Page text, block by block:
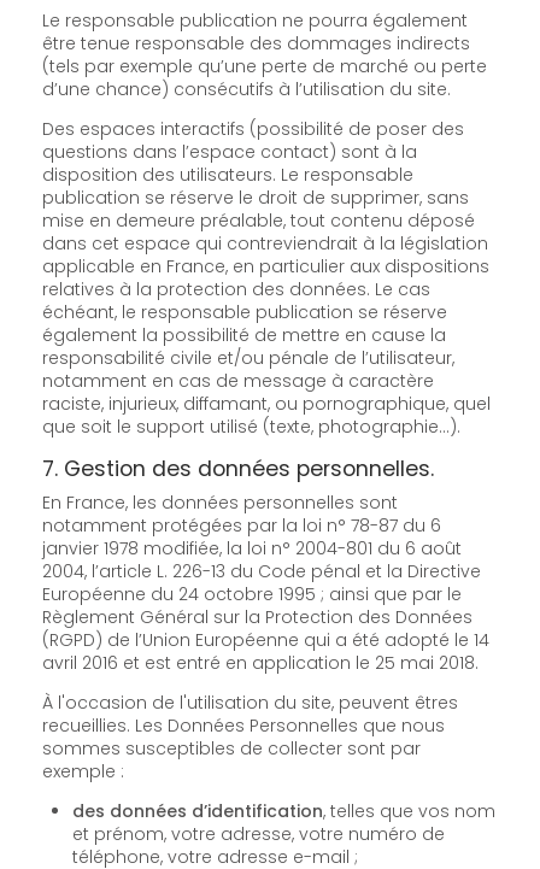
Le responsable publication ne pourra également
être tenue responsable des dommages indirects
(tels par exemple qu’une perte de marché ou perte
d’une chance) consécutifs à l’utilisation du site.
Des espaces interactifs (possibilité de poser des
questions dans l’espace contact) sont à la
disposition des utilisateurs. Le responsable
publication se réserve le droit de supprimer, sans
mise en demeure préalable, tout contenu déposé
dans cet espace qui contreviendrait à la législation
applicable en France, en particulier aux dispositions
relatives à la protection des données. Le cas
échéant, le responsable publication se réserve
également la possibilité de mettre en cause la
responsabilité civile et/ou pénale de l’utilisateur,
notamment en cas de message à caractère
raciste, injurieux, diffamant, ou pornographique, quel
que soit le support utilisé (texte, photographie…).
7. Gestion des données personnelles.
En France, les données personnelles sont
notamment protégées par la loi n° 78-87 du 6
janvier 1978 modifiée, la loi n° 2004-801 du 6 août
2004, l’article L. 226-13 du Code pénal et la Directive
Européenne du 24 octobre 1995 ; ainsi que par le
Règlement Général sur la Protection des Données
(RGPD) de l’Union Européenne qui a été adopté le 14
avril 2016 et est entré en application le 25 mai 2018.
À l'occasion de l'utilisation du site, peuvent êtres
recueillies. Les Données Personnelles que nous
sommes susceptibles de collecter sont par
exemple :
des données d’identification, telles que vos nom
et prénom, votre adresse, votre numéro de
téléphone, votre adresse e-mail ;